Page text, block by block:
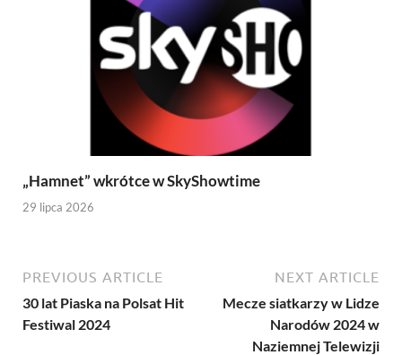
„Hamnet” wkrótce w SkyShowtime
29 lipca 2026
PREVIOUS ARTICLE
30 lat Piaska na Polsat Hit
Festiwal 2024
NEXT ARTICLE
Mecze siatkarzy w Lidze
Narodów 2024 w
Naziemnej Telewizji